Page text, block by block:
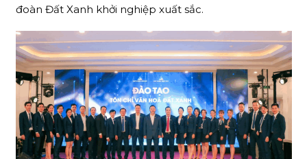
đoàn Đất Xanh khởi nghiệp xuất sắc.